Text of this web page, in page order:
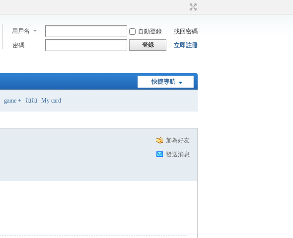
用戶名 自動登錄
找回密碼
密碼
登錄 立即註冊
快捷導航
game + 加加 My card
加為好友
發送消息